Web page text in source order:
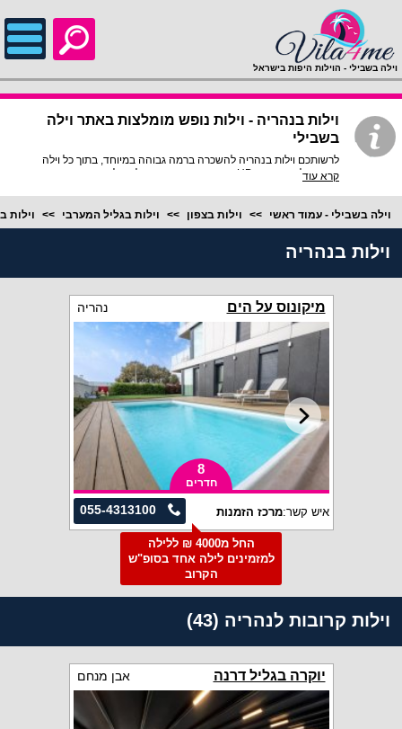
וילה בשבילי - הוילות היפות בישראל
וילות בנהריה - וילות נופש מומלצות באתר וילה
בשבילי
לרשותכם וילות בנהריה להשכרה ברמה גבוהה במיוחד, בתוך כל וילה
פירוט מלא, תמונות HD והכי חשוב התאמה מלאה לסמארטפונים
קרא עוד
וילה בשבילי - עמוד ראשי וילות בצפון וילות בגליל המערבי וילות
וילות בנהריה
מיקונוס על הים נהריה
8
חדרים
055-4313100 איש קשר:מרכז הזמנות
החל מ4000 ₪ ללילה
למזמינים לילה אחד בסופ"ש
הקרוב
וילות קרובות לנהריה (43)
יוקרה בגליל דרנה אבן מנחם